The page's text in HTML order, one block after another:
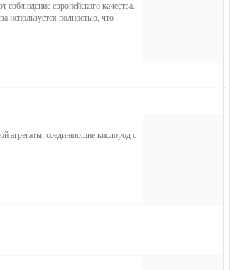
европейского качества.
используется полностью, что
агрегаты, соединяющие кислород с